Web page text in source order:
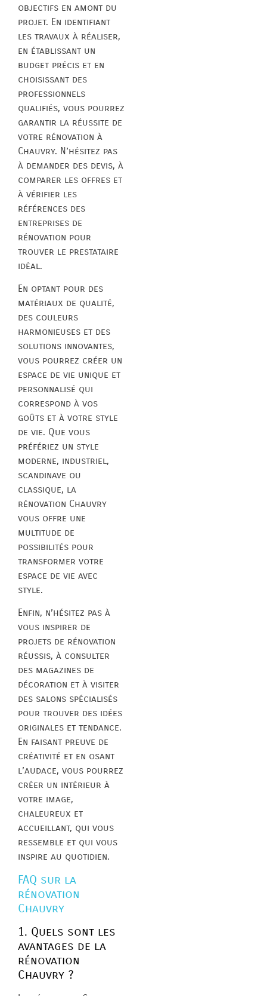
objectifs en amont du
projet. En identifiant
les travaux à réaliser,
en établissant un
budget précis et en
choisissant des
professionnels
qualifiés, vous pourrez
garantir la réussite de
votre rénovation à
Chauvry. N’hésitez pas
à demander des devis, à
comparer les offres et
à vérifier les
références des
entreprises de
rénovation pour
trouver le prestataire
idéal.
En optant pour des
matériaux de qualité,
des couleurs
harmonieuses et des
solutions innovantes,
vous pourrez créer un
espace de vie unique et
personnalisé qui
correspond à vos
goûts et à votre style
de vie. Que vous
préfériez un style
moderne, industriel,
scandinave ou
classique, la
rénovation Chauvry
vous offre une
multitude de
possibilités pour
transformer votre
espace de vie avec
style.
Enfin, n’hésitez pas à
vous inspirer de
projets de rénovation
réussis, à consulter
des magazines de
décoration et à visiter
des salons spécialisés
pour trouver des idées
originales et tendance.
En faisant preuve de
créativité et en osant
l’audace, vous pourrez
créer un intérieur à
votre image,
chaleureux et
accueillant, qui vous
ressemble et qui vous
inspire au quotidien.
FAQ sur la
rénovation
Chauvry
1. Quels sont les
avantages de la
rénovation
Chauvry ?